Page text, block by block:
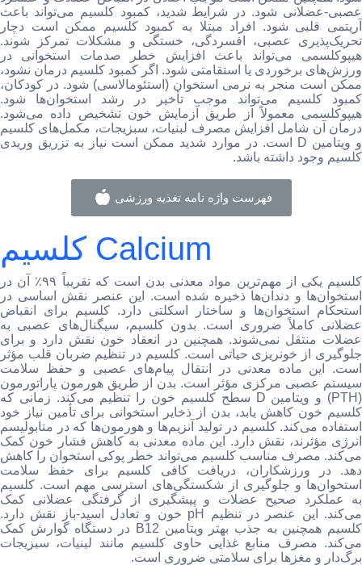
عصبی-عضلانی شود. در شرایط شدید، کمبود کلسیم می‌تواند باعث
آریتمی قلبی شود. افراد مبتلا به کمبود کلسیم ممکن است دچار
تحریک‌پذیری عصبی، افسردگی، خستگی و مشکلات تمرکز شوند.
هیپوکلسمی می‌تواند باعث افزایش خطر صدمات استخوانی در
ورزش‌های برخوردی یا استقامتی شود. اگر کمبود کلسیم درمان نشود،
ممکن است منجر به نرمی استخوان (استئومالاسی) شود. در کودکان،
کمبود کلسیم می‌تواند موجب تأخیر در رشد استخوان‌ها شود.
هیپوکلسمی معمولاً از طریق آزمایش خون تشخیص داده می‌شود.
درمان آن شامل افزایش مصرف لبنیات، سبزیجات، مکمل‌های کلسیم
و ویتامین D است. در موارد شدید ممکن است نیاز به تزریق وریدی
کلسیم وجود داشته باشد.
فهرست واژه نامه تغذیه ورزشی
کلسیم Calcium
کلسیم یکی از مهم‌ترین مواد معدنی بدن است که تقریباً ۹۹٪ آن در
استخوان‌ها و دندان‌ها ذخیره شده است. این عنصر نقش اساسی در
استحکام استخوان‌ها و ساختار اسکلتی دارد. کلسیم برای انقباض
عضلانی کاملاً ضروری است. بدون کلسیم، سیگنال‌های عصبی به
عضلات منتقل نمی‌شوند. همچنین در انعقاد خون نقش دارد و برای
جلوگیری از خونریزی حیاتی است. کلسیم در تنظیم ضربان قلب مؤثر
است. این ماده معدنی در انتقال پیام‌های عصبی و حفظ سلامت
سیستم عصبی مرکزی مؤثر است. بدن از طریق هورمون پاراتورمون
(PTH) و ویتامین D سطح کلسیم خون را تنظیم می‌کند. زمانی که
کلسیم خون کاهش یابد، بدن از ذخایر استخوانی برای تأمین نیاز خود
استفاده می‌کند. کلسیم در تولید آنزیم‌ها و هورمون‌ها که در متابولیسم
انرژی مؤثرند، نقش دارد. این ماده معدنی به کاهش فشار خون کمک
می‌کند. مصرف مناسب کلسیم می‌تواند خطر پوکی استخوان را کاهش
دهد. در ورزشکاران، دریافت کافی کلسیم برای حفظ سلامت
استخوان‌ها و جلوگیری از شکستگی‌های استرسی مهم است. کلسیم
به عملکرد صحیح عضلات و پیشگیری از گرفتگی عضلانی کمک
می‌کند. این عنصر در تنظیم pH خون و تعادل اسید-باز نقش دارد.
کلسیم همچنین به جذب بهتر ویتامین B12 در دستگاه گوارش کمک
می‌کند. مصرف منابع غذایی حاوی کلسیم مانند لبنیات، سبزیجات
برگ‌دار و مغزها برای سلامتی ضروری است.